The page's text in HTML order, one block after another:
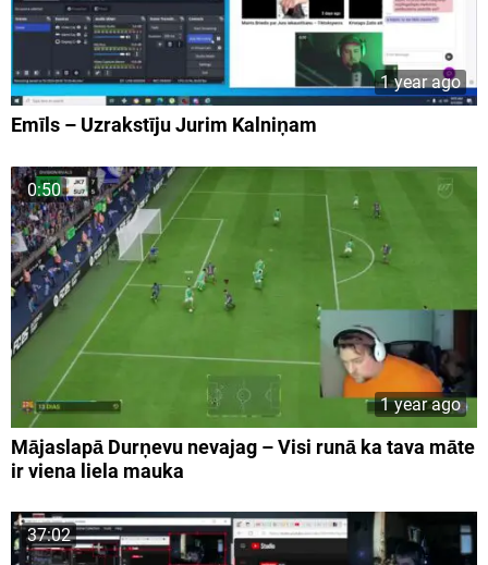
1 year ago
Emīls – Uzrakstīju Jurim Kalniņam
0:50
1 year ago
Mājaslapā Durņevu nevajag – Visi runā ka tava māte
ir viena liela mauka
37:02